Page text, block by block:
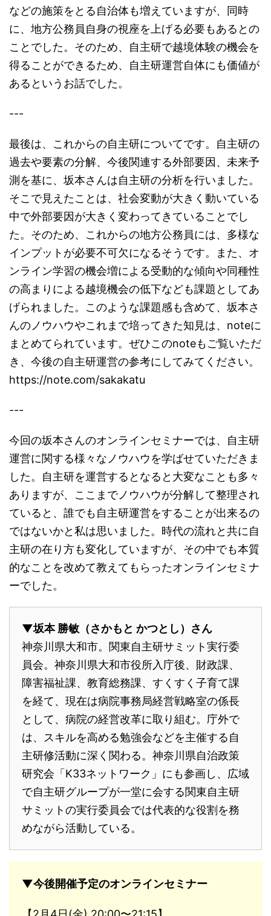
などの施策をとる自治体も増えていますが、同時
に、地方公務員自身の視座を上げる必要もあるとの
ことでした。そのため、自主研で越境体験の機会を
得ることができるため、自主研運営自体にも価値が
あるというお話でした。
---
最後は、これからの自主研についてです。自主研の
過去や要素の分解、今後関連する外部要因、未来予
測を基に、坂本さんは自主研の分析を行いました。
そこで見えたことは、社会変動が大きく動いている
中で外部要因が大きく変わってきていることでし
た。そのため、これからの地方公務員には、多様な
インプットが必要不可欠になるそうです。また、オ
ンライン学習の機会増による受動的な傾向や同種性
の高まりによる越境機会の低下なども課題としてあ
げられました。このような課題感も含めて、坂本さ
んのノウハウやこれまで培ってきた知見は、noteに
まとめてられています。ぜひこのnoteもご覧いただ
き、今後の自主研運営の参考にしてみてください。
https://note.com/sakakatu
---
今回の坂本さんのオンラインセミナーでは、自主研
運営に関する様々なノウハウを学ばせていただきま
した。自主研を運営するとなると大変なことも多々
ありますが、ここまでノウハウが分解して整理され
ていると、誰でも自主研運営をすることが出来るの
ではないかと私は思いました。時代の流れと共に自
主研の在り方も変化していますが、その中でも本質
的なことを改めて教えてもらったオンラインセミナ
ーでした。
▼坂本 勝敏（さかもと かつとし）さん
神奈川県大和市。関東自主研サミット実行委
員会。神奈川県大和市役所入庁後、財政課、
障害福祉課、教育総務課、すくすく子育て課
を経て、現在は病院事務局経営戦略室の係長
として、病院の経営改革に取り組む。庁外で
は、スキルを高める勉強会などを主催する自
主研修活動に深く関わる。神奈川県自治政策
研究会「K33ネットワーク」にも参画し、広域
で自主研グループが一堂に会する関東自主研
サミットの実行委員会では代表的な役割を務
めながら活動している。
▼今後開催予定のオンラインセミナー